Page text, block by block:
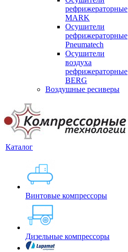
рефрижераторные
MARK
Осушители
рефрижераторные
Pneumatech
Осушители
воздуха
рефрижераторные
BERG
Воздушные ресиверы
Каталог
Винтовые компрессоры
Дизельные компрессоры